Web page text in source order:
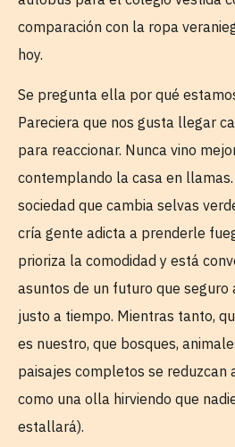
comparación con la ropa
hoy.
Se pregunta ella por qué
Pareciera que nos gusta llegar
para reaccionar. Nunca vino
contemplando la casa en
sociedad que cambia selvas
cría gente adicta a prenderle
prioriza la comodidad y está
asuntos de un futuro que seguro
justo a tiempo. Mientras tanto,
es nuestro, que bosques,
paisajes completos se reduzcan
como una olla hirviendo que
estallará).